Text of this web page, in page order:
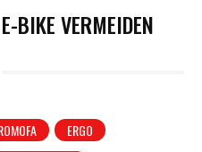
BIKE VERMEIDEN
ERGO